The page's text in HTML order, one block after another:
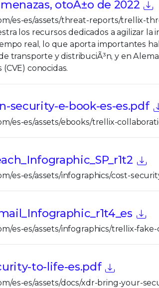
otoÃ±o de 2022
es-es/assets/threat-reports/trellix-
los recursos dedicados a agilizar la
real, lo que aporta importantes
transporte y distribuciÃ³n, y en
conocidas.
security-e-book-es-es.pdf
es-es/assets/ebooks/trellix-
es-es/assets/infographics/cost-
es-es/assets/infographics/trellix-
to-life-es.pdf
es-es/assets/docs/xdr-bring-your-